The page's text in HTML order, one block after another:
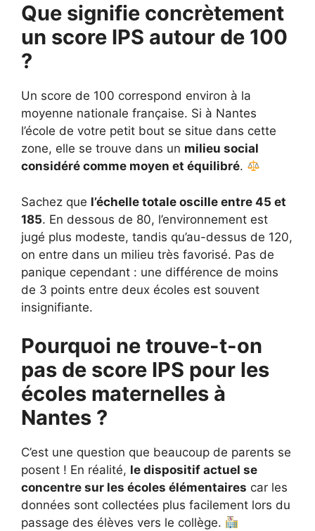
Que signifie concrètement
un score IPS autour de 100
?
Un score de 100 correspond environ à la
moyenne nationale française. Si à Nantes
l’école de votre petit bout se situe dans cette
zone, elle se trouve dans un milieu social
considéré comme moyen et équilibré.
Sachez que l’échelle totale oscille entre 45 et
185. En dessous de 80, l’environnement est
jugé plus modeste, tandis qu’au-dessus de 120,
on entre dans un milieu très favorisé. Pas de
panique cependant : une différence de moins
de 3 points entre deux écoles est souvent
insignifiante.
Pourquoi ne trouve-t-on
pas de score IPS pour les
écoles maternelles à
Nantes ?
C’est une question que beaucoup de parents se
posent ! En réalité, le dispositif actuel se
concentre sur les écoles élémentaires car les
données sont collectées plus facilement lors du
passage des élèves vers le collège.